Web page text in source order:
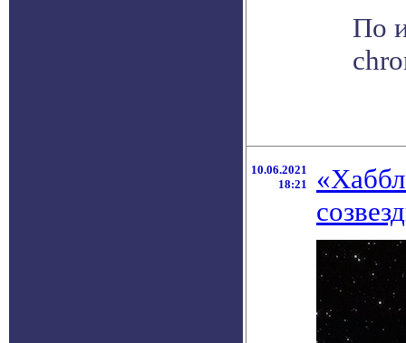
По
10.06.2021
18:21